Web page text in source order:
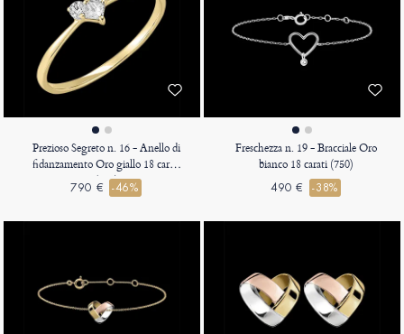
Prezioso Segreto n. 16 - Anello di
fidanzamento Oro giallo 18 carati
(750)
790 € -46%
Freschezza n. 19 - Bracciale Oro
bianco 18 carati (750)
490 € -38%